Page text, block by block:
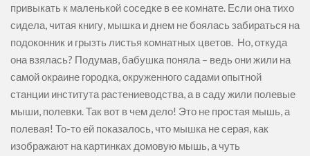
привыкать к маленькой соседке в ее комнате. Если она тихо
сидела, читая книгу, мышка и днем не боялась забираться на
подоконник и грызть листья комнатных цветов. Но, откуда
она взялась? Подумав, бабушка поняла – ведь они жили на
самой окраине городка, окруженного садами опытной
станции института растениеводства, а в саду жили полевые
мыши, полевки. Так вот в чем дело! Это не простая мышь, а
полевая! То-то ей показалось, что мышка не серая, как
изображают на картинках домовую мышь, а чуть